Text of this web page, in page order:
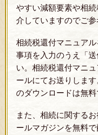
やすい減額要素や相
介していますのでご参
相続税還付マニュア
事項を入力のうえ「
い。相続税還付マニ
ールにてお送りしま
のダウンロードは無料
また、相続に関する
ールマガジンを無料